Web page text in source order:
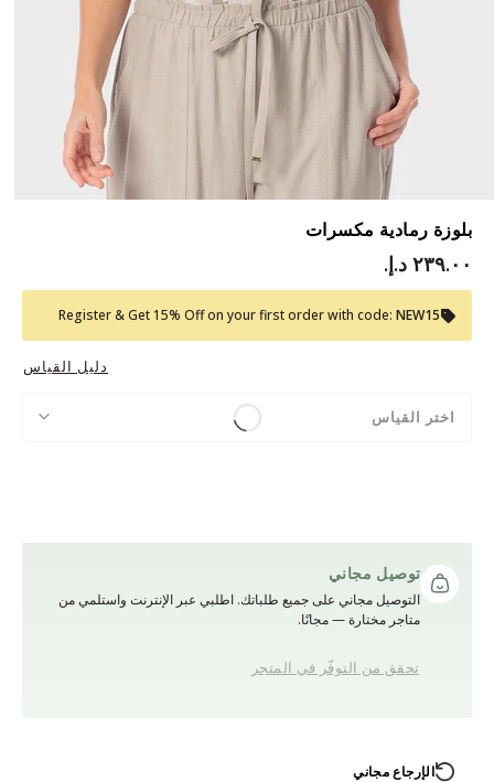
بلوزة رمادية مكسرات
٢٣٩.٠٠ د.إ.‏
Register & Get 15% Off on your first order with code: NEW15
دليل القياس
اختر القياس
توصيل مجاني
التوصيل مجاني على جميع طلباتك. اطلبي عبر الإنترنت واستلمي من
متاجر مختارة — مجانًا.
تحقق من التوفّر في المتجر
الإرجاع مجاني